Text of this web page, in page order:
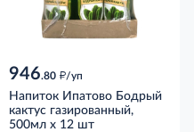
946.80 д/уп
Напиток Ипатово Бодрый
кактус газированный,
500мл x 12 шт